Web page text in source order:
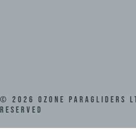
© 2026 Ozone Paragliders
Reserved